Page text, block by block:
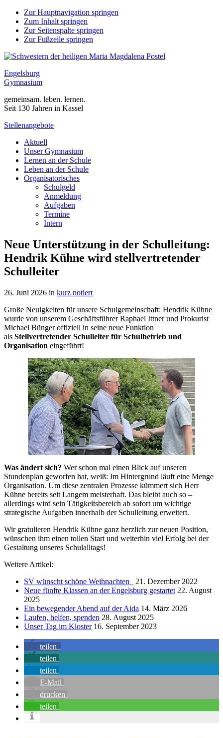
Zur Hauptnavigation springen
Zum Inhalt springen
Zur Seitenspalte springen
Zur Fußzeile springen
Engelsburg
Gymnasium
gemeinsam. leben. lernen.
Seit 130 Jahren in Kassel
Stellenangebote
Aktuell
Unser Gymnasium
Lernen an der Schule
Leben an der Schule
Organisatorisches
Schulgeld
Anmeldung
Aufgaben
Termine
Intern
Neue Unterstützung in der Schulleitung:
Hendrik Kühne wird stellvertretender
Schulleiter
26. Juni 2026 in kurz notiert
Große Neuigkeiten für unsere Schulgemeinschaft: Hendrik Kühne
wurde von unserem Geschäftsführer Raphael Ittner und Prokurist
Michael Bünger offiziell in seine neue Funktion
als Stellvertretender Schulleiter für Schulbetrieb und
Organisation eingeführt!
Was ändert sich? Wer schon mal einen Blick auf unseren
Stundenplan geworfen hat, weiß: Im Hintergrund läuft eine Menge
Organisation. Um diese zentralen Prozesse kümmert sich Herr
Kühne bereits seit Langem meisterhaft. Das bleibt auch so –
allerdings wird sein Tätigkeitsbereich ab sofort um wichtige
strategische Aufgaben innerhalb der Schulleitung erweitert.
Wir gratulieren Hendrik Kühne ganz herzlich zur neuen Position,
wünschen ihm einen tollen Start und weiterhin viel Erfolg bei der
Gestaltung unseres Schulalltags!
Weitere Artikel:
SV wünscht schöne Weihnachten
21. Dezember 2022
Neue fünfte Klassen an der Engelsburg gestartet 22. August
2025
Ein bewegender Abend auf der Aida 14. März 2026
Laufen, helfen, spenden 28. August 2025
Unser Tag im Kloster16. September 2023
teilen
teilen
teilen
E-Mail
drucken
teilen